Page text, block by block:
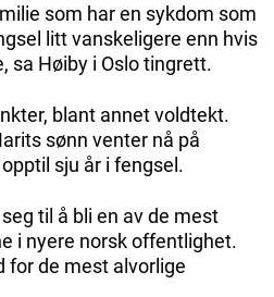
som har en sykdom som
litt vanskeligere enn hvis
sa Høiby i Oslo tingrett.
blant annet voldtekt.
sønn venter nå på
sju år i fengsel.
til å bli en av de mest
i nyere norsk offentlighet.
for de mest alvorlige